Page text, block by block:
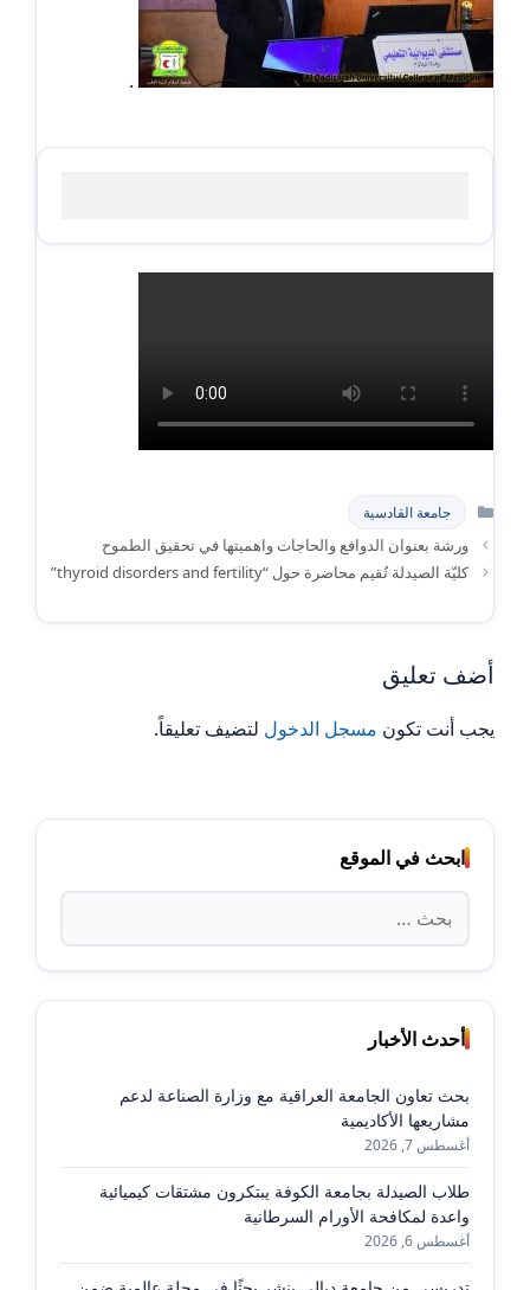
.
التصنيفات
جامعة القادسية
ورشة بعنوان الدوافع والحاجات واهميتها في تحقيق الطموح
كليّة الصيدلة تُقيم محاضرة حول “thyroid disorders and fertility”
أضف تعليق
يجب أنت تكون مسجل الدخول لتضيف تعليقاً.
ابحث في الموقع
البحث
عن:
أحدث الأخبار
بحث تعاون الجامعة العراقية مع وزارة الصناعة لدعم
مشاريعها الأكاديمية
أغسطس 7, 2026
طلاب الصيدلة بجامعة الكوفة يبتكرون مشتقات كيميائية
واعدة لمكافحة الأورام السرطانية
أغسطس 6, 2026